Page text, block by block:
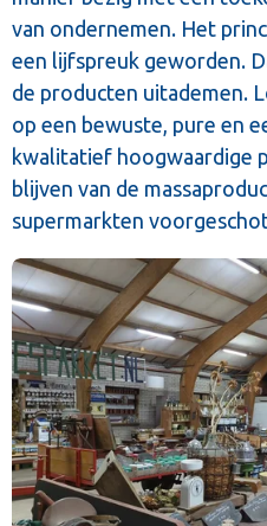
van ondernemen. Het
een lijfspreuk geworden.
de producten uitademen.
op een bewuste, pure en
kwalitatief hoogwaardige
blijven van de
supermarkten